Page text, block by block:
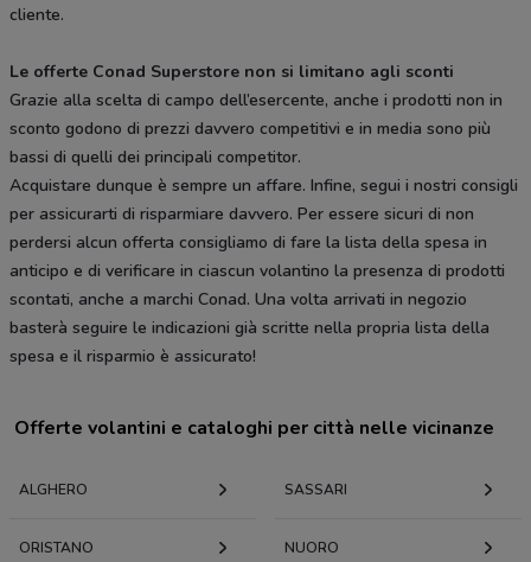
cliente.
Le offerte Conad Superstore non si limitano agli sconti
Grazie alla scelta di campo dell’esercente, anche i prodotti non in
sconto godono di prezzi davvero competitivi e in media sono più
bassi di quelli dei principali competitor.
Acquistare dunque è sempre un affare. Infine, segui i nostri consigli
per assicurarti di risparmiare davvero. Per essere sicuri di non
perdersi alcun offerta consigliamo di fare la lista della spesa in
anticipo e di verificare in ciascun volantino la presenza di prodotti
scontati, anche a marchi Conad. Una volta arrivati in negozio
basterà seguire le indicazioni già scritte nella propria lista della
spesa e il risparmio è assicurato!
Offerte volantini e cataloghi per città nelle vicinanze
ALGHERO SASSARI
ORISTANO NUORO